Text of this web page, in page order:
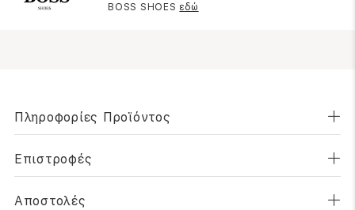
BOSS SHOES εδώ
Πληροφορίες Προϊόντος
Επιστροφές
Αποστολές